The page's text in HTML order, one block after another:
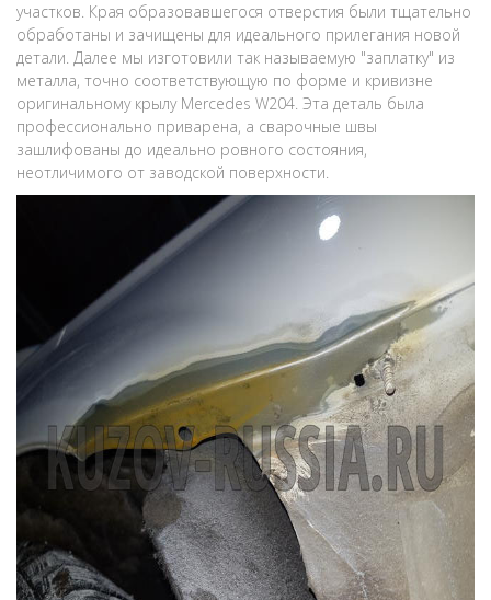
участков. Края образовавшегося отверстия были тщательно
обработаны и зачищены для идеального прилегания новой
детали. Далее мы изготовили так называемую "заплатку" из
металла, точно соответствующую по форме и кривизне
оригинальному крылу Mercedes W204. Эта деталь была
профессионально приварена, а сварочные швы
зашлифованы до идеально ровного состояния,
неотличимого от заводской поверхности.